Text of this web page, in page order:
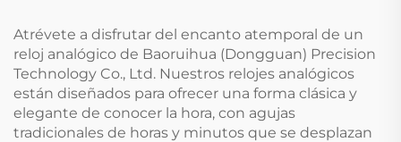
Atrévete a disfrutar del encanto atemporal de un
reloj analógico de Baoruihua (Dongguan) Precision
Technology Co., Ltd. Nuestros relojes analógicos
están diseñados para ofrecer una forma clásica y
elegante de conocer la hora, con agujas
tradicionales de horas y minutos que se desplazan